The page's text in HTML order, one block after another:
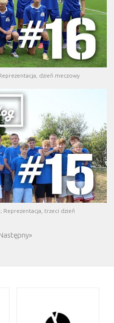
dzień meczowy
Reprezentacja, trzeci dzień
»